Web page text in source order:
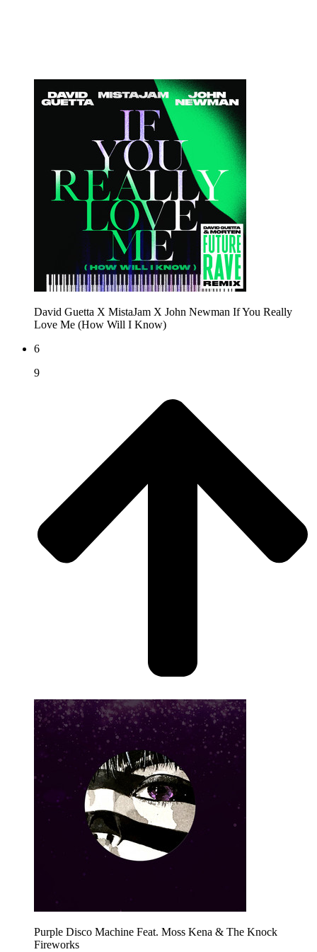
David Guetta X MistaJam X John Newman If You Really
Love Me (How Will I Know)
6
9
Purple Disco Machine Feat. Moss Kena & The Knock
Fireworks